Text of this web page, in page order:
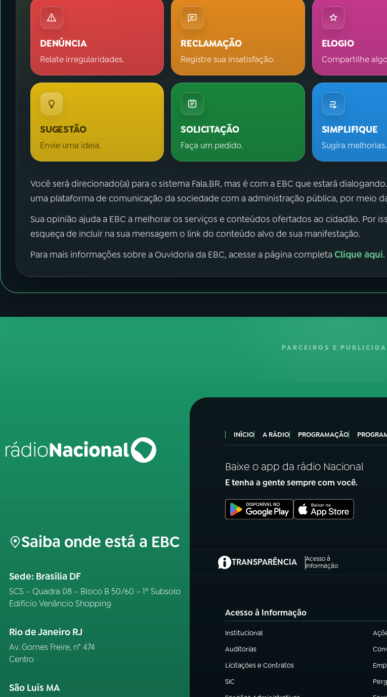
DENÚNCIA
Relate irregularidades.
RECLAMAÇÃO
Registre sua insatisfação.
ELOGIO
Compartilhe
SUGESTÃO
Envie uma ideia.
SOLICITAÇÃO
Faça um pedido.
SIMPLIFIQUE
Sugira melhorias.
Você será direcionado(a) para o sistema Fala.BR, mas é com a EBC que estará dialogando.
uma plataforma de comunicação da sociedade com a administração pública, por meio
Sua opinião ajuda a EBC a melhorar os serviços e conteúdos ofertados ao cidadão. Por
esqueça de incluir na sua mensagem o link do conteúdo alvo de sua manifestação.
Para mais informações sobre a Ouvidoria da EBC, acesse a página completaClique aqui.
PARCEIROS E
Saiba onde está a EBC
Sede: Brasília DF
SCS – Quadra 08 – Bloco B 50/60 – 1º Subsolo
Edifício Venâncio Shopping
Rio de Janeiro RJ
Av. Gomes Freire, n° 474
Centro
São Luís MA
INÍCIO A RÁDIO PROGRAMAÇÃO
Baixe o app da rádio Nacional
E tenha a gente sempre com você.
TRANSPARÊNCIA
Acesso à
Informação
(abre em nova aba)
Acesso à Informação
Institucional
(abre em nova aba)
Auditorias
(abre em nova aba)
Licitações e Contratos
(abre em nova aba)
SIC
(abre em nova aba)